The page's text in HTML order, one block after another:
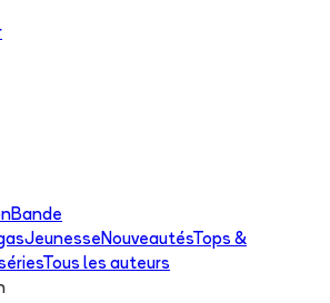
Bande
Jeunesse NouveautésTops &
Tous les auteurs